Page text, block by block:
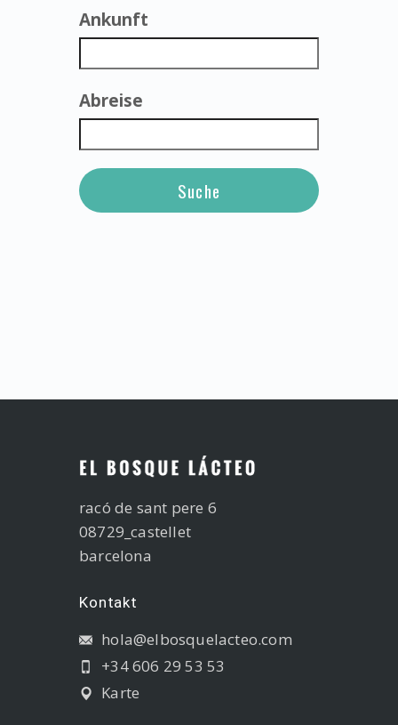
Ankunft
Abreise
racó de sant pere 6
08729_castellet
barcelona
Kontakt
hola@elbosquelacteo.com
+34 606 29 53 53
Karte